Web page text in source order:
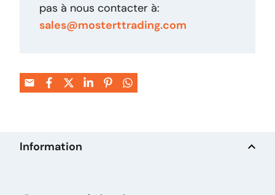
pas à nous contacter à:
sales@mosterttrading.com
Information